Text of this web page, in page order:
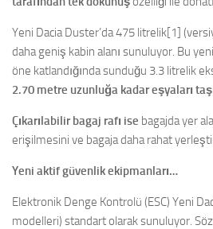
Yeni Dacia Duster’da 475 litrelik[1]
daha geniş kabin alanı sunuluyor. Bu
öne katlandığında sunduğu 3.3 litrelik
2.70 metre uzunluğa kadar eşyaları
Çıkarılabilir bagaj rafı ise bagajda yer
erişilmesini ve bagaja daha rahat
Yeni aktif güvenlik ekipmanları…
Elektronik Denge Kontrolü (ESC) Yeni
modelleri) standart olarak sunuluyor.